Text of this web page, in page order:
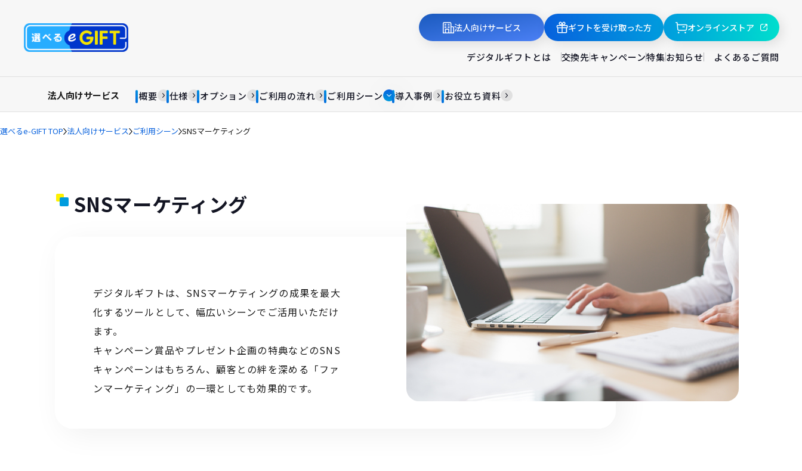
法人向けサービス ギフトを受け取った方 オンラインストア
デジタルギフトとは 交換先キャンペーン特集お知らせ よくあるご質問
法人向けサービス 概要 仕様 オプション ご利用の流れ ご利用シーン 導入事例 お役立ち資料
選べるe-GIFT TOP 法人向けサービス ご利用シーン SNSマーケティング
SNSマーケティング
デジタルギフトは、SNSマーケティングの成果を最大
化するツールとして、幅広いシーンでご活用いただけ
ます。
キャンペーン賞品やプレゼント企画の特典などのSNS
キャンペーンはもちろん、顧客との絆を深める「ファ
ンマーケティング」の一環としても効果的です。